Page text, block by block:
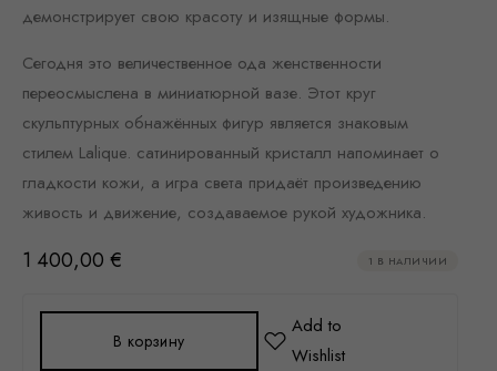
демонстрирует свою красоту и изящные формы.
Сегодня это величественное ода женственности
переосмыслена в миниатюрной вазе. Этот круг
скульптурных обнажённых фигур является знаковым
стилем Lalique. сатинированный кристалл напоминает о
гладкости кожи, а игра света придаёт произведению
живость и движение, создаваемое рукой художника.
1 400,00 € 1 В НАЛИЧИИ
В корзину